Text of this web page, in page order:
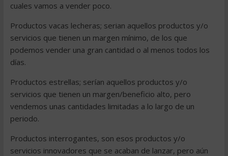
cuales vamos a vender poco.
Productos vacas lecheras; serian aquellos productos y/o
servicios que tienen un margen mínimo, de los que
podemos vender una gran cantidad o al menos todos los
días.
Productos estrellas; serían aquellos productos y/o
servicios que tienen un margen/beneficio alto, pero
vendemos unas cantidades limitadas a lo largo de un
periodo.
Productos interrogantes, son esos productos y/o
servicios innovadores que se acaban de lanzar, pero aún